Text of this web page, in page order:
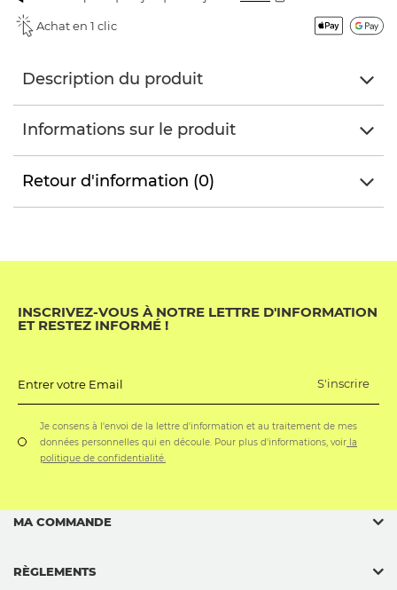
Achat en 1 clic
Description du produit
Informations sur le produit
Retour d'information (0)
INSCRIVEZ-VOUS À NOTRE LETTRE D'INFORMATION
ET RESTEZ INFORMÉ !
Entrer votre Email S'inscrire
Je consens à l'envoi de la lettre d'information et au traitement de mes
données personnelles qui en découle. Pour plus d'informations, voir la
politique de confidentialité.
MA COMMANDE
RÈGLEMENTS